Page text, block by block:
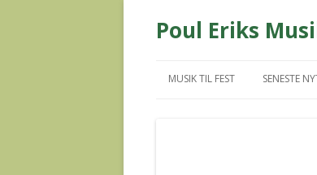
Poul Eriks
MUSIK TIL FEST SENESTE